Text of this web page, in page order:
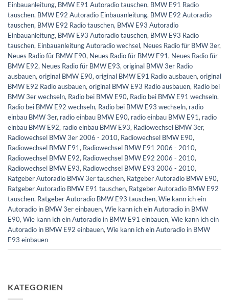
Einbauanleitung, BMW E91 Autoradio tauschen, BMW E91 Radio
tauschen, BMW E92 Autoradio Einbauanleitung, BMW E92 Autoradio
tauschen, BMW E92 Radio tauschen, BMW E93 Autoradio
Einbauanleitung, BMW E93 Autoradio tauschen, BMW E93 Radio
tauschen, Einbauanleitung Autoradio wechsel, Neues Radio für BMW 3er,
Neues Radio für BMW E90, Neues Radio für BMW E91, Neues Radio für
BMW E92, Neues Radio für BMW E93,original BMW 3er Radio
ausbauen,original BMW E90,original BMW E91 Radio ausbauen,original
BMW E92 Radio ausbauen,original BMW E93 Radio ausbauen, Radio bei
BMW 3er wechseln, Radio bei BMW E90, Radio bei BMW E91 wechseln,
Radio bei BMW E92 wechseln, Radio bei BMW E93 wechseln, radio
einbau BMW 3er, radio einbau BMW E90, radio einbau BMW E91, radio
einbau BMW E92, radio einbau BMW E93, Radiowechsel BMW 3er,
Radiowechsel BMW 3er 2006 - 2010, Radiowechsel BMW E90,
Radiowechsel BMW E91, Radiowechsel BMW E91 2006 - 2010,
Radiowechsel BMW E92, Radiowechsel BMW E92 2006 - 2010,
Radiowechsel BMW E93, Radiowechsel BMW E93 2006 - 2010,
Ratgeber Autoradio BMW 3er tauschen, Ratgeber Autoradio BMW E90,
Ratgeber Autoradio BMW E91 tauschen, Ratgeber Autoradio BMW E92
tauschen, Ratgeber Autoradio BMW E93 tauschen,Wie kann ich ein
Autoradio in BMW 3er einbauen,Wie kann ich ein Autoradio in BMW
E90,Wie kann ich ein Autoradio in BMW E91 einbauen,Wie kann ich ein
Autoradio in BMW E92 einbauen,Wie kann ich ein Autoradio in BMW
E93 einbauen
KATEGORIEN